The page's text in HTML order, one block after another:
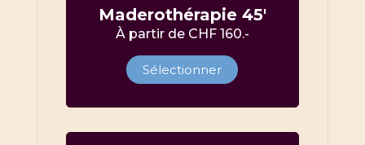
Maderothérapie 45′
À partir de CHF 160.-
Sélectionner